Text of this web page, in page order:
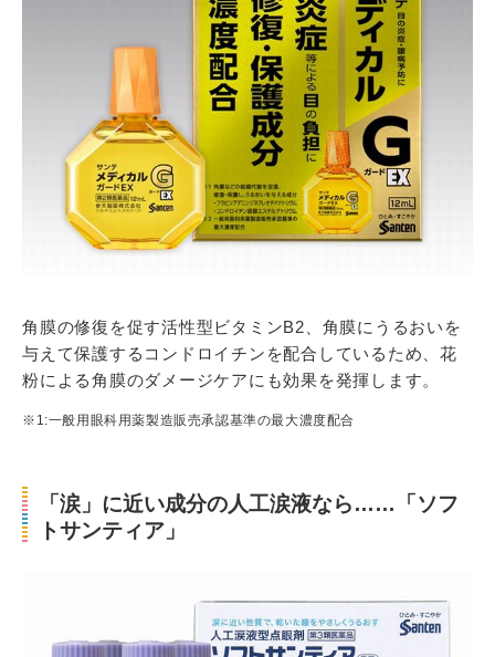
角膜の修復を促す活性型ビタミンB2、角膜にうるおいを
与えて保護するコンドロイチンを配合しているため、花
粉による角膜のダメージケアにも効果を発揮します。
※1:一般用眼科用薬製造販売承認基準の最大濃度配合
「涙」に近い成分の人工涙液なら……「ソフ
トサンティア」